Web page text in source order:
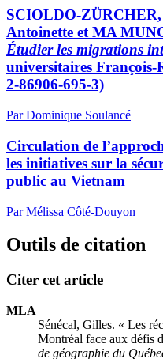
SCIOLDO-
Antoinette et MA
Étudier les migrations
universitaires François-
2-86906-695-3)
Par Dominique Soulancé
Circulation de
les initiatives sur la
public au Vietnam
Par Mélissa Côté-Douyon
Outils de citation
Citer cet article
MLA
Sénécal, Gilles. « Les
Montréal face aux défis
de géographie du